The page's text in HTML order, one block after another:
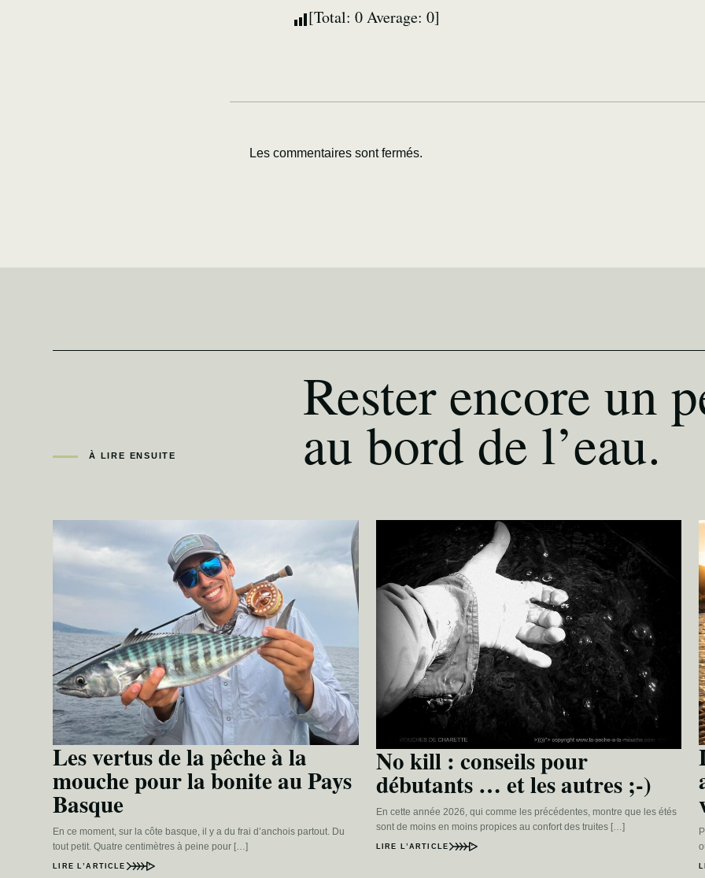
[Total: 0Average: 0]
Les commentaires sont fermés.
À LIRE ENSUITE
Rester encore un
au bord de l’eau.
Les vertus de la pêche à la
mouche pour la bonite au Pays
Basque
En ce moment, sur la côte basque, il y a du frai d’anchois partout. Du
tout petit. Quatre centimètres à peine pour […]
LIRE L’ARTICLE
No kill : conseils pour
débutants … et les autres ;-)
En cette année 2026, qui comme les précédentes, montre que les étés
sont de moins en moins propices au confort des truites […]
LIRE L’ARTICLE